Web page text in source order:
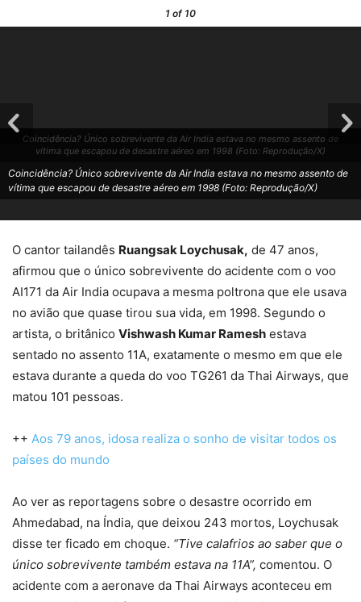
1 of 10
Coincidência? Único sobrevivente da Air India estava no mesmo assento de
vítima que escapou de desastre aéreo em 1998 (Foto: Reprodução/X)
Coincidência? Único sobrevivente da Air India estava no mesmo assento de
vítima que escapou de desastre aéreo em 1998 (Foto: Reprodução/X)
O cantor tailandês Ruangsak Loychusak, de 47 anos,
afirmou que o único sobrevivente do acidente com o voo
AI171 da Air India ocupava a mesma poltrona que ele usava
no avião que quase tirou sua vida, em 1998. Segundo o
artista, o britânico Vishwash Kumar Ramesh estava
sentado no assento 11A, exatamente o mesmo em que ele
estava durante a queda do voo TG261 da Thai Airways, que
matou 101 pessoas.
++ Aos 79 anos, idosa realiza o sonho de visitar todos os
países do mundo
Ao ver as reportagens sobre o desastre ocorrido em
Ahmedabad, na Índia, que deixou 243 mortos, Loychusak
disse ter ficado em choque. “Tive calafrios ao saber que o
único sobrevivente também estava na 11A”, comentou. O
acidente com a aeronave da Thai Airways aconteceu em